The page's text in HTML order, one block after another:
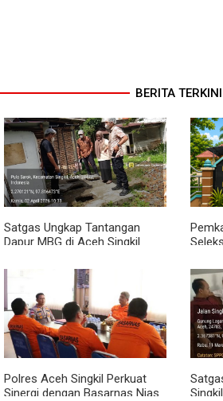
BERITA TERKINI
Satgas Ungkap Tantangan
Dapur MBG di Aceh Singkil
Polres Aceh Singkil Perkuat
Sinergi dengan Basarnas Nias